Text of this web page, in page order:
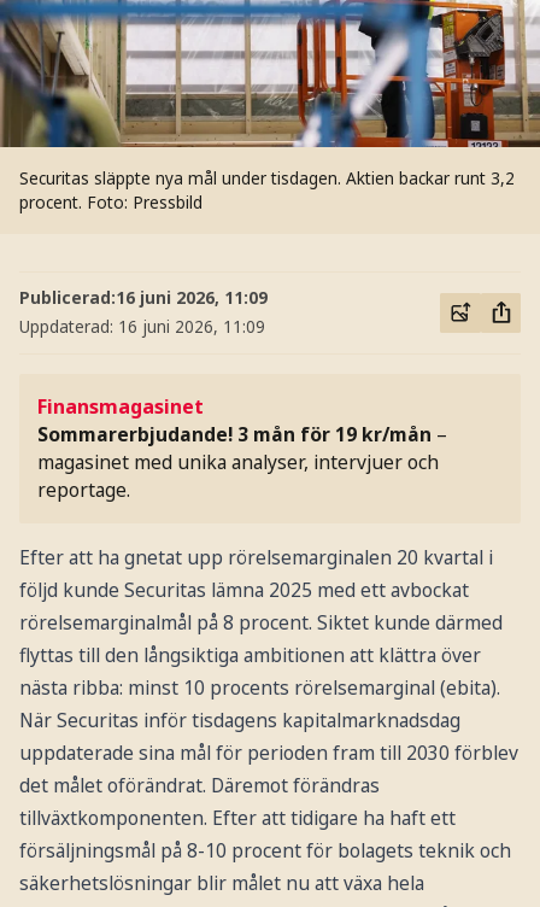
Securitas släppte nya mål under tisdagen. Aktien backar runt 3,2
procent. Foto: Pressbild
Publicerad:16 juni 2026, 11:09
Uppdaterad: 16 juni 2026, 11:09
Finansmagasinet
Sommarerbjudande! 3 mån för 19 kr/mån –
magasinet med unika analyser, intervjuer och
reportage.
Efter att ha gnetat upp rörelsemarginalen 20 kvartal i
följd kunde Securitas lämna 2025 med ett avbockat
rörelsemarginalmål på 8 procent. Siktet kunde därmed
flyttas till den långsiktiga ambitionen att klättra över
nästa ribba: minst 10 procents rörelsemarginal (ebita).
När Securitas inför tisdagens kapitalmarknadsdag
uppdaterade sina mål för perioden fram till 2030 förblev
det målet oförändrat. Däremot förändras
tillväxtkomponenten. Efter att tidigare ha haft ett
försäljningsmål på 8-10 procent för bolagets teknik och
säkerhetslösningar blir målet nu att växa hela